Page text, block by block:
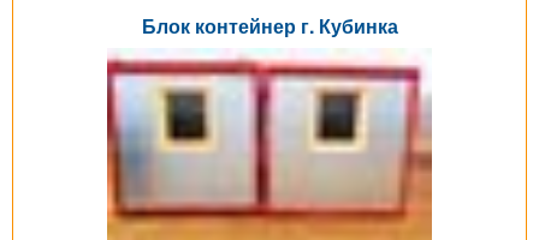
Блок контейнер г. Кубинка